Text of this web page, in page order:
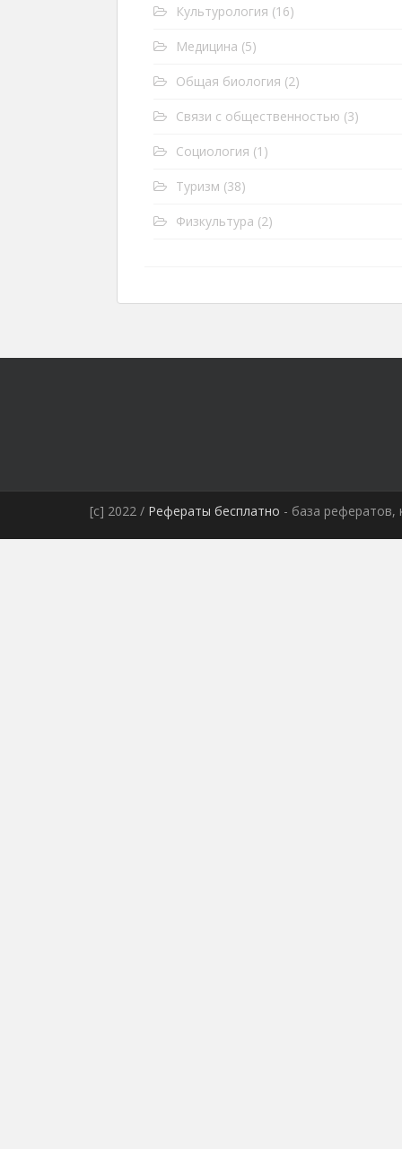
Культурология (16)
Медицина (5)
Общая биология (2)
Связи с общественностью (3)
Социология (1)
Туризм (38)
Физкультура (2)
[c] 2022 / Рефераты бесплатно - база рефератов,